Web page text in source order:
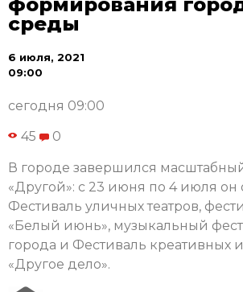
среды
6 июля, 2021
09:00
сегодня 09:00
45 0
В городе завершился
«Другой»: с 23 июня по 4 июля он
Фестиваль уличных театров,
«Белый июнь», музыкальный
города и Фестиваль креативных
«Другое дело».